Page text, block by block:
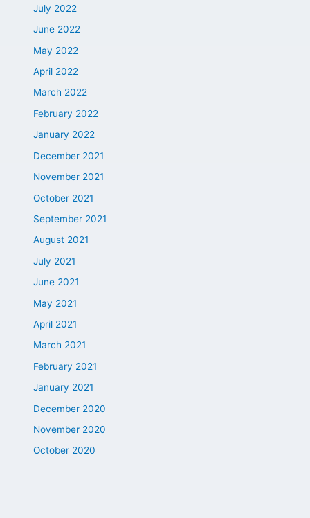
July 2022
June 2022
May 2022
April 2022
March 2022
February 2022
January 2022
December 2021
November 2021
October 2021
September 2021
August 2021
July 2021
June 2021
May 2021
April 2021
March 2021
February 2021
January 2021
December 2020
November 2020
October 2020